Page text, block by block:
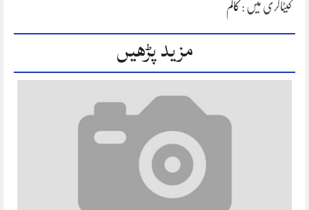
کیٹاگری میں : کالم
مزید پڑھیں